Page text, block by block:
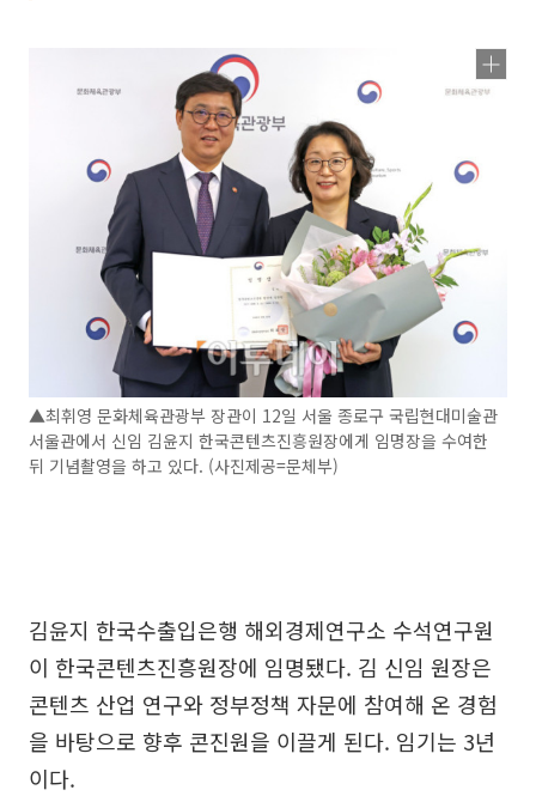
▲최휘영 문화체육관광부 장관이 12일 서울 종로구 국립현대미술관
서울관에서 신임 김윤지 한국콘텐츠진흥원장에게 임명장을 수여한
뒤 기념촬영을 하고 있다. (사진제공=문체부)
김윤지 한국수출입은행 해외경제연구소 수석연구원
이 한국콘텐츠진흥원장에 임명됐다. 김 신임 원장은
콘텐츠 산업 연구와 정부정책 자문에 참여해 온 경험
을 바탕으로 향후 콘진원을 이끌게 된다. 임기는 3년
이다.